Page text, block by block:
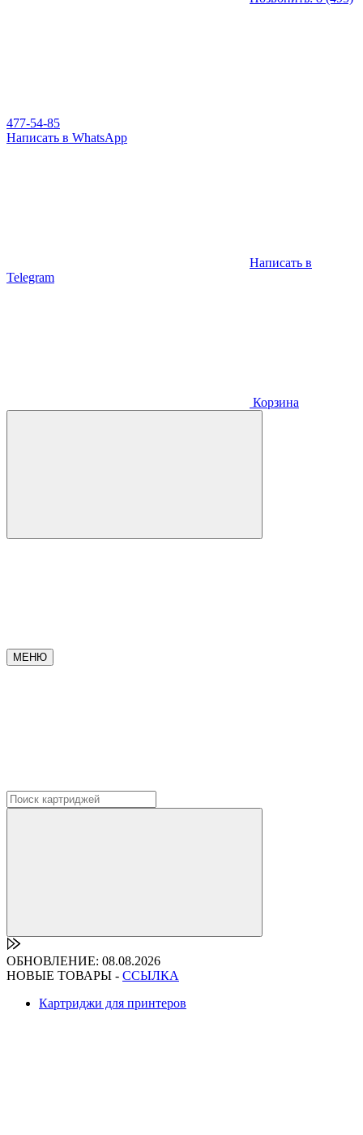
477-54-85
Написать в WhatsApp
Написать в
Telegram
Корзина
МЕНЮ
ОБНОВЛЕНИЕ: 08.08.2026
НОВЫЕ ТОВАРЫ - ССЫЛКА
Картриджи для принтеров